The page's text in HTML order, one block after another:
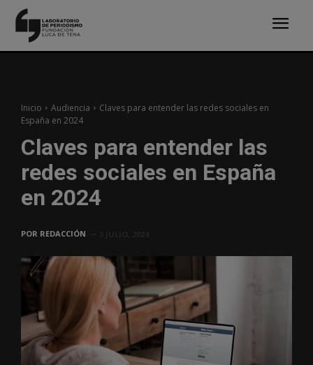
Inicio Audiencia
Claves para entender las redes sociales en
España en 2024
Claves para entender las
redes sociales en España
en 2024
POR REDACCIÓN